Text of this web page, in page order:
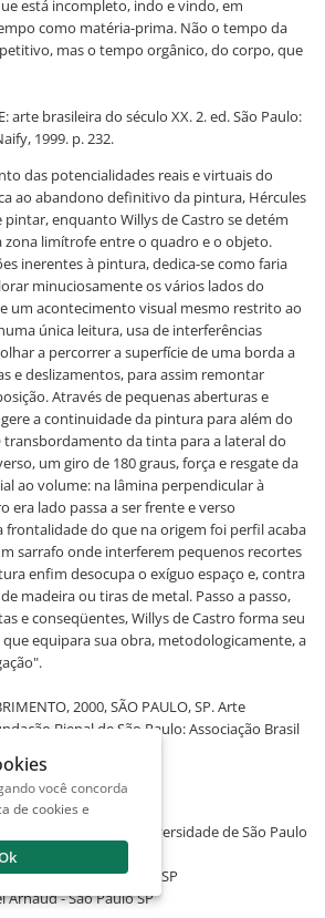
está incompleto, indo e vindo, em
como matéria-prima. Não o tempo da
mas o tempo orgânico, do corpo, que
arte brasileira do século XX. 2. ed. São Paulo:
1999. p. 232.
das potencialidades reais e virtuais do
ao abandono definitivo da pintura, Hércules
pintar, enquanto Willys de Castro se detém
limítrofe entre o quadro e o objeto.
inerentes à pintura, dedica-se como faria
minuciosamente os vários lados do
um acontecimento visual mesmo restrito ao
única leitura, usa de interferências
a percorrer a superfície de uma borda a
e deslizamentos, para assim remontar
Através de pequenas aberturas e
a continuidade da pintura para além do
da tinta para a lateral do
um giro de 180 graus, força e resgate da
ao volume: na lâmina perpendicular à
era lado passa a ser frente e verso
frontalidade do que na origem foi perfil acaba
sarrafo onde interferem pequenos recortes
enfim desocupa o exíguo espaço e, contra
madeira ou tiras de metal. Passo a passo,
e conseqüentes, Willys de Castro forma seu
equipara sua obra, metodologicamente, a
2000, SÃO PAULO, SP. Arte
Bienal de São Paulo: Associação Brasil
p.54.
da Universidade de São Paulo
de São Paulo - SP
Arnaud - São Paulo SP
você concorda
de cookies e